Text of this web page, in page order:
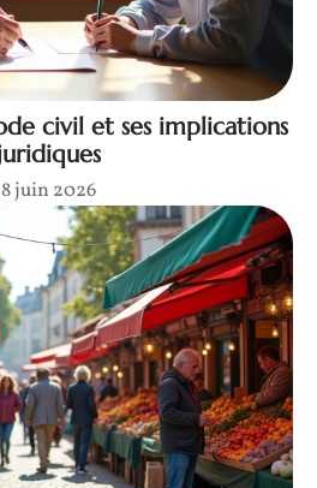
civil et ses implications
8 juin 2026